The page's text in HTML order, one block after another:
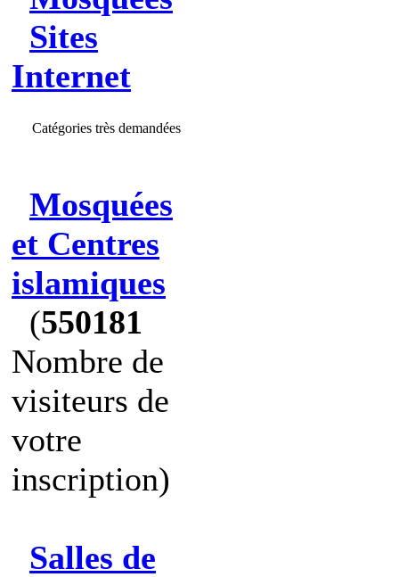
Sites
Internet
Catégories très demandées
Mosquées
et Centres
islamiques
(550181
Nombre de
visiteurs de
votre
inscription)
Salles de